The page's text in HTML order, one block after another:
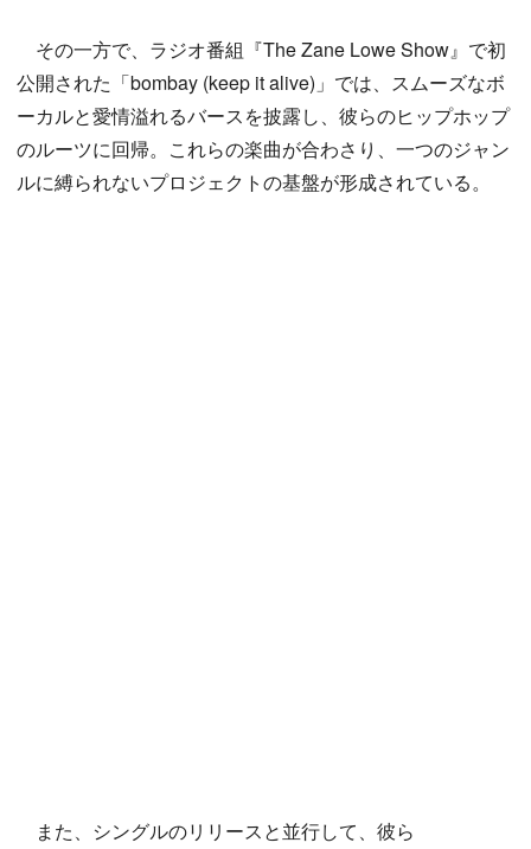
その一方で、ラジオ番組『The Zane Lowe Show』で初
公開された「bombay (keep it alive)」では、スムーズなボ
ーカルと愛情溢れるバースを披露し、彼らのヒップホップ
のルーツに回帰。これらの楽曲が合わさり、一つのジャン
ルに縛られないプロジェクトの基盤が形成されている。
また、シングルのリリースと並行して、彼ら